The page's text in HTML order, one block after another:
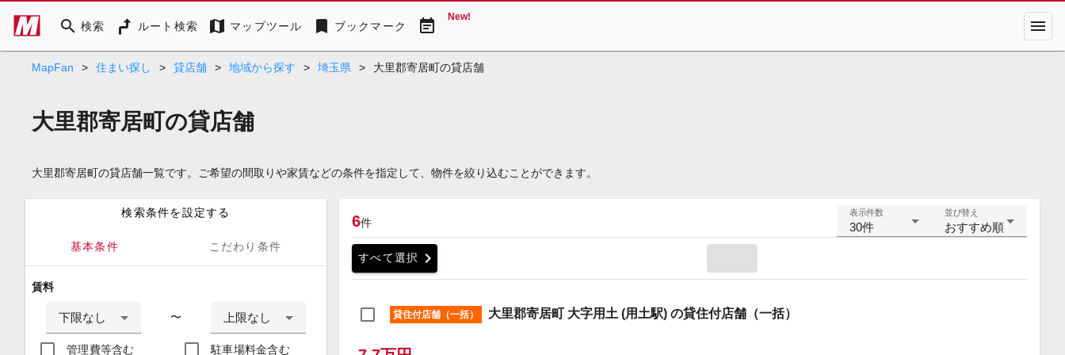
search 検索 ルート検索 map マップツール bookmark ブックマーク event_note New! menu
MapFan > 住まい探し > 貸店舗 > 地域から探す > 埼玉県 > 大里郡寄居町の貸店舗
大里郡寄居町の貸店舗
大里郡寄居町の貸店舗一覧です。ご希望の間取りや家賃などの条件を指定して、物件を絞り込むことができます。
検索条件を設定する
基本条件 こだわり条件
賃料
下限なし 〜 上限なし
管理費等含む 駐車場料金含む
6件
表示件数
30件
並び替え
おすすめ順
すべて選択 chevron_right
貸住付店舗（一括） 大里郡寄居町 大字用土 (用土駅) の貸住付店舗（一括）